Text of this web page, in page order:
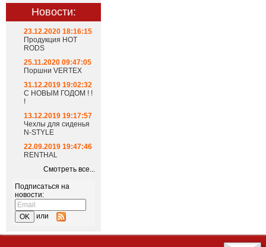
Новости:
23.12.2020 18:16:15
Продукция HOT
RODS
25.11.2020 09:47:05
Поршни VERTEX
31.12.2019 19:02:32
С НОВЫМ ГОДОМ ! !
!
13.12.2019 19:17:57
Чехлы для сиденья
N-STYLE
22.09.2019 19:47:46
RENTHAL
Смотреть все...
Подписаться на
новости:
или